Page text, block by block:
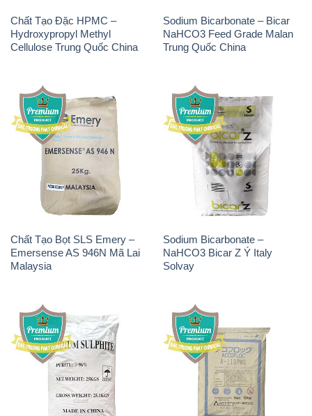
Chất Tạo Đặc HPMC –
Hydroxypropyl Methyl
Cellulose Trung Quốc China
Sodium Bicarbonate – Bicar
NaHCO3 Feed Grade Malan
Trung Quốc China
Chất Tạo Bọt SLS Emery –
Emersense AS 946N Mã Lai
Malaysia
Sodium Bicarbonate –
NaHCO3 Bicar Z Ý Italy
Solvay